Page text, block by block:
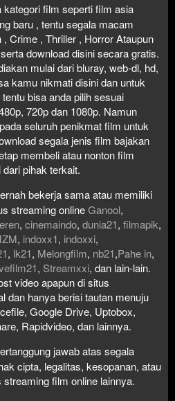
kategori film seperti film asia
baru , tentu segala macam
Crime , Thriller , Horror Ataupun
download disini secara gratis.
mulai dari bluray, web-dl, hd,
kamu nikmati disini dan untuk
bisa anda pilih sesuai
720p dan 1080p. Namun
seluruh penikmat film untuk
segala jenis film bajakan
membeli atau nonton film
pihak terkait.
bekerja sama atau memiliki
streaming onlineGanool,
, cinemaindo, dunia21, filmapik,
, indoxx1, indoxxi,
, lk21, Melongfilm, nb21,Pahe in,
, Streamxxi, dan lain-lain.
video apapun di situs
dan hanya berisi tautan menuju
Google Drive, Uptobox,
Rapidvideo, dan lainnya.
jawab atas segala
cipta, legalitas, kesopanan, atau
film online lainnya.